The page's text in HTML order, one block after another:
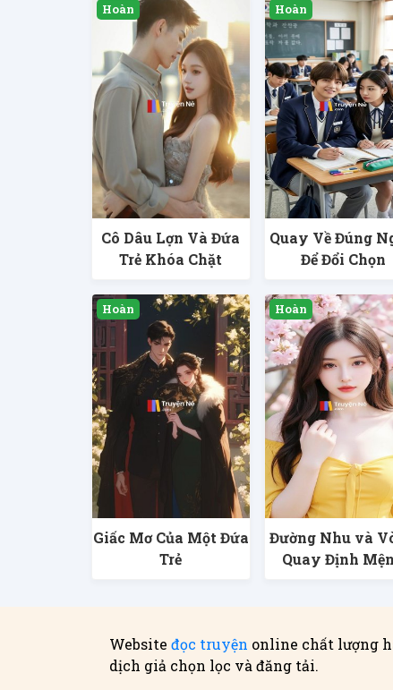
Cô Dâu Lợn Và Đứa
Trẻ Khóa Chặt
Quay Về Đúng
Để Đổi Chọn
Giấc Mơ Của Một Đứa
Trẻ
Đường Nhu và
Quay Định
Website đọc truyện online chất lượng
dịch giả chọn lọc và đăng tải.